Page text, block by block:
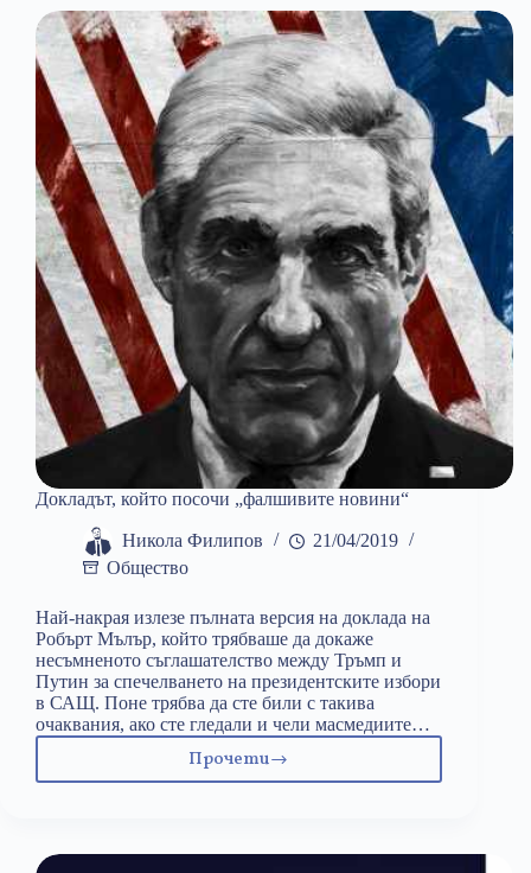
измислените
пирамиди
Докладът, който посочи „фалшивите новини“
Никола Филипов
21/04/2019
Общество
Най-накрая излезе пълната версия на доклада на
Робърт Мълър, който трябваше да докаже
несъмненото съглашателство между Тръмп и
Путин за спечелването на президентските избори
в САЩ. Поне трябва да сте били с такива
очаквания, ако сте гледали и чели масмедиите…
ПрочетиДокладът,